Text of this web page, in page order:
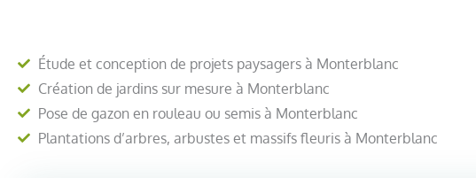
Étude et conception de projets paysagers à Monterblanc
Création de jardins sur mesure à Monterblanc
Pose de gazon en rouleau ou semis à Monterblanc
Plantations d’arbres, arbustes et massifs fleuris à Monterblanc